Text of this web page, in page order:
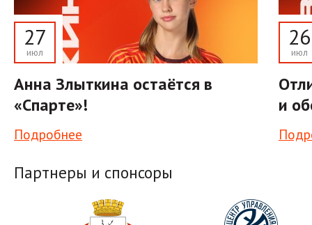
27
июл
Анна Злыткина остаётся в
«Спарте»!
Подробнее
26
июл
и
Партнеры и спонсоры